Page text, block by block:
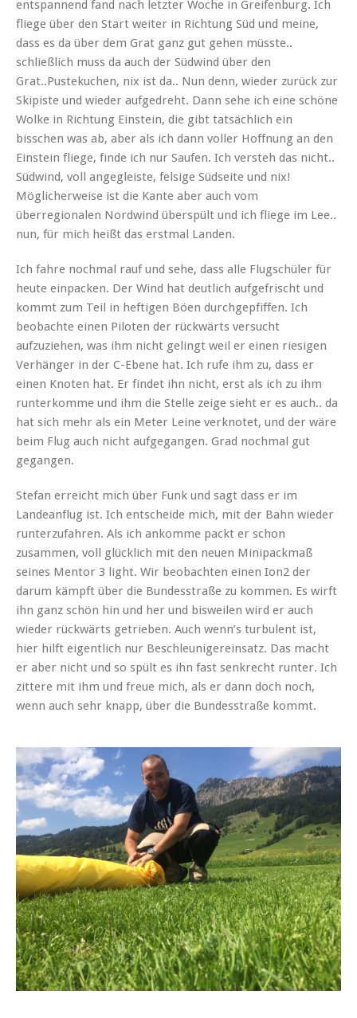
entspannend fand nach letzter Woche in Greifenburg. Ich
fliege über den Start weiter in Richtung Süd und meine,
dass es da über dem Grat ganz gut gehen müsste..
schließlich muss da auch der Südwind über den
Grat..Pustekuchen, nix ist da.. Nun denn, wieder zurück zur
Skipiste und wieder aufgedreht. Dann sehe ich eine schöne
Wolke in Richtung Einstein, die gibt tatsächlich ein
bisschen was ab, aber als ich dann voller Hoffnung an den
Einstein fliege, finde ich nur Saufen. Ich versteh das nicht..
Südwind, voll angegleiste, felsige Südseite und nix!
Möglicherweise ist die Kante aber auch vom
überregionalen Nordwind überspült und ich fliege im Lee..
nun, für mich heißt das erstmal Landen.
Ich fahre nochmal rauf und sehe, dass alle Flugschüler für
heute einpacken. Der Wind hat deutlich aufgefrischt und
kommt zum Teil in heftigen Böen durchgepfiffen. Ich
beobachte einen Piloten der rückwärts versucht
aufzuziehen, was ihm nicht gelingt weil er einen riesigen
Verhänger in der C-Ebene hat. Ich rufe ihm zu, dass er
einen Knoten hat. Er findet ihn nicht, erst als ich zu ihm
runterkomme und ihm die Stelle zeige sieht er es auch.. da
hat sich mehr als ein Meter Leine verknotet, und der wäre
beim Flug auch nicht aufgegangen. Grad nochmal gut
gegangen.
Stefan erreicht mich über Funk und sagt dass er im
Landeanflug ist. Ich entscheide mich, mit der Bahn wieder
runterzufahren. Als ich ankomme packt er schon
zusammen, voll glücklich mit den neuen Minipackmaß
seines Mentor 3 light. Wir beobachten einen Ion2 der
darum kämpft über die Bundesstraße zu kommen. Es wirft
ihn ganz schön hin und her und bisweilen wird er auch
wieder rückwärts getrieben. Auch wenn’s turbulent ist,
hier hilft eigentlich nur Beschleunigereinsatz. Das macht
er aber nicht und so spült es ihn fast senkrecht runter. Ich
zittere mit ihm und freue mich, als er dann doch noch,
wenn auch sehr knapp, über die Bundesstraße kommt.